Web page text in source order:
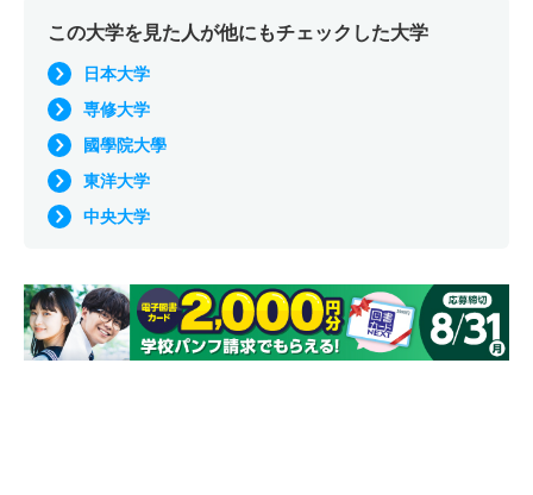
この大学を見た人が他にもチェックした大学
日本大学
専修大学
國學院大學
東洋大学
中央大学